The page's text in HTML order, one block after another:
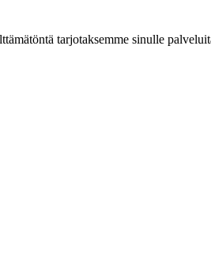
tarjotaksemme sinulle